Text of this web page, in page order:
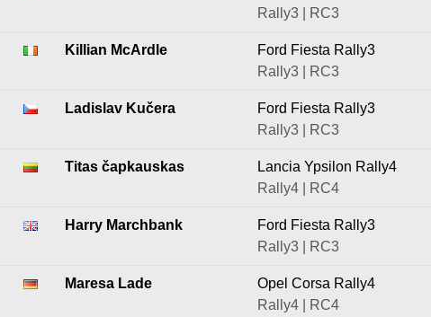
Rally3 | RC3
Killian McArdle
Ford Fiesta Rally3
Rally3 | RC3
Ladislav Kučera
Ford Fiesta Rally3
Rally3 | RC3
Titas čapkauskas
Lancia Ypsilon Rally4
Rally4 | RC4
Harry Marchbank
Ford Fiesta Rally3
Rally3 | RC3
Maresa Lade
Opel Corsa Rally4
Rally4 | RC4